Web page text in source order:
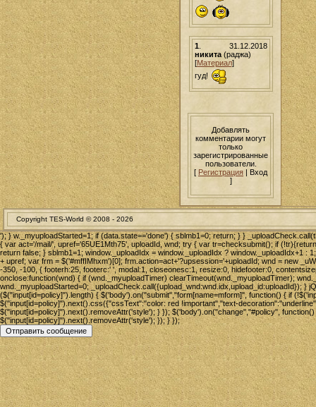
31.12.2018
1.
никита(раджа)
[Материал]
гуд!
Добавлять
комментарии могут
только
зарегистрированные
пользователи.
[ Регистрация | Вход
]
Copyright TES-World © 2008 - 2026
'); } w._myuploadStarted=1; if (data.state=='done') { sblmb1=0; return; } }
{ var act='/mail/', upref='65UE1Mth75', uploadId, wnd; try { var tr=checksubmit(); if
return false; } sblmb1=1; window._uploadIdx = window._uploadIdx ? window._uploadIdx+1 :
+ upref; var frm = $('#mffIMhxm')[0]; frm.action=act+'?upsession='+uploadId; wnd = new
-350, -100, { footerh:25, footerc:' ', modal:1, closeonesc:1, resize:0, hidefooter:0,
onclose:function(wnd) { if (wnd._myuploadTimer) clearTimeout(wnd._myuploadTimer);
wnd._myuploadStarted=0; _uploadCheck.call({upload_wnd:wnd.idx,upload_id:uploadId}); }
($("input[id=policy]").length) { $('body').on("submit","form[name=mform]", function() { if
$("input[id=policy]").next().css({"cssText":"color: red !important","text-
$("input[id=policy]").next().removeAttr('style'); } }); $('body').on("change","#policy", function()
$("input[id=policy]").next().removeAttr('style'); }); } });